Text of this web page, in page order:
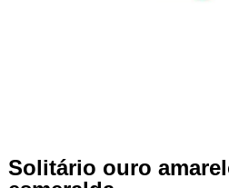
Solitário ouro